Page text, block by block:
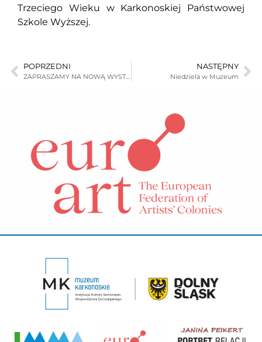
Trzeciego Wieku w Karkonoskiej Państwowej
Szkole Wyższej.
POPRZEDNI
ZAPRASZAMY NA NOWĄ WYSTAWĘ CZASOWĄ (23.01. – 24.02.2014 r.).
NASTĘPNY
Niedziela w Muzeum